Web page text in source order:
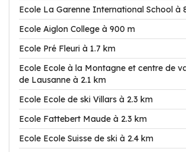
Ecole La Garenne International School à
Ecole Aiglon College à 900 m
Ecole Pré Fleuri à 1.7 km
Ecole Ecole à la Montagne et centre de
de Lausanne à 2.1 km
Ecole Ecole de ski Villars à 2.3 km
Ecole Fattebert Maude à 2.3 km
Ecole Ecole Suisse de ski à 2.4 km